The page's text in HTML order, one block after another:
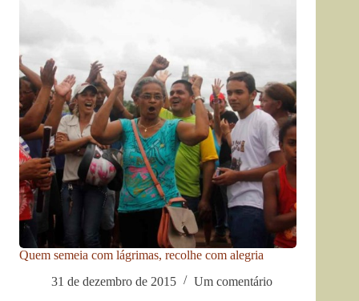
Quem semeia com lágrimas, recolhe com alegria
31 de dezembro de 2015
Um comentário